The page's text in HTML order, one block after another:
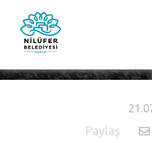
Paylaş